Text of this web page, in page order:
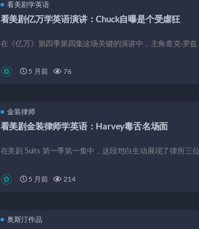
看美剧学英语
看美剧亿万学英语演讲：Chuck自曝是个受虐狂
在《亿万》第四季第四集这场关键的演讲中，主角查克·罗
5 月前 76
金装律师
看美剧金装律师学英语：Harvey毒舌名场面
在美剧 Suits 第一季第一集中，这段对白生动展现了律所三
5 月前 214
奥斯汀作品